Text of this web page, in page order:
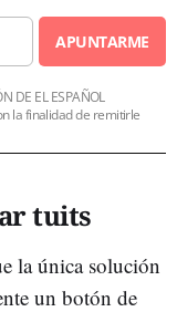
APUNTARME
DE EL ESPAÑOL
la finalidad de remitirle
tuits
la única solución
un botón de